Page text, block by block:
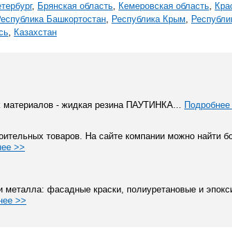
, Брянская область, Кемеровская область,
Башкортостан, Республика Крым,
, Казахстан
материалов - жидкая резина ПАУТИНКА... Подробнее
товаров. На сайте компании можно найти
>>
фасадные краски, полиуретановые и
>>